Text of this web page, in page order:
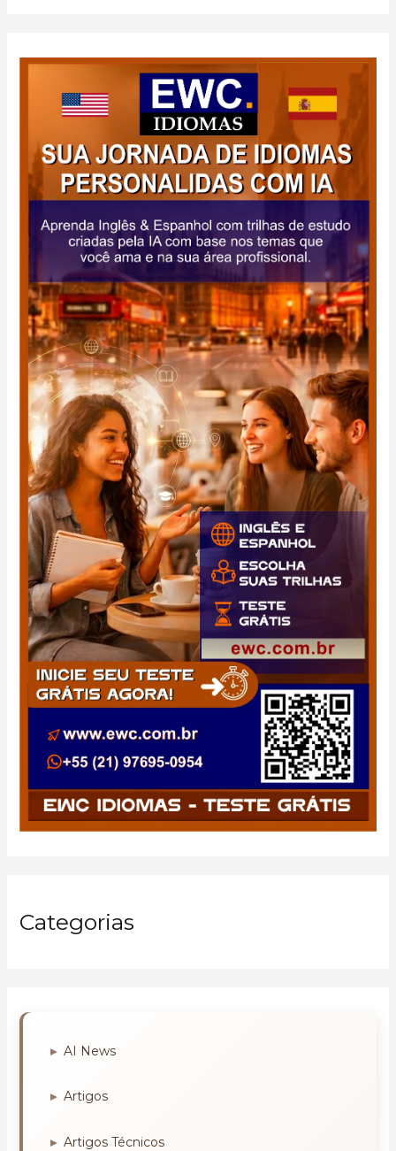
Categorias
AI News
Artigos
Artigos Técnicos